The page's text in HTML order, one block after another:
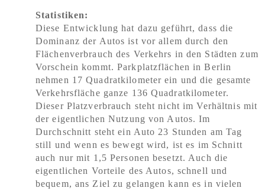
Statistiken:
Diese Entwicklung hat dazu geführt, dass die
Dominanz der Autos ist vor allem durch den
Flächenverbrauch des Verkehrs in den Städten zum
Vorschein kommt. Parkplatzflächen in Berlin
nehmen 17 Quadratkilometer ein und die gesamte
Verkehrsfläche ganze 136 Quadratkilometer.
Dieser Platzverbrauch steht nicht im Verhältnis mit
der eigentlichen Nutzung von Autos. Im
Durchschnitt steht ein Auto 23 Stunden am Tag
still und wenn es bewegt wird, ist es im Schnitt
auch nur mit 1,5 Personen besetzt. Auch die
eigentlichen Vorteile des Autos, schnell und
bequem, ans Ziel zu gelangen kann es in vielen